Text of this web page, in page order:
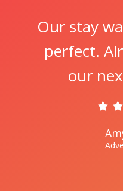
Our stay
perfect.
our